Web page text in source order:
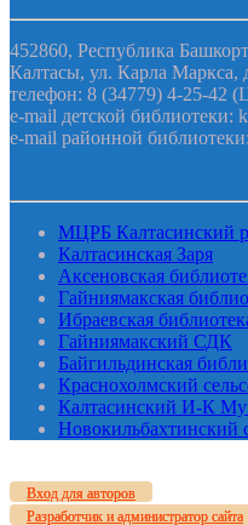
452860, Республика
Калтасы, ул. Карла Маркса,
телефон: 8 (34779) 4-25-42
e-mail детской библиотеки:
e-mail районной
МЦРБ Калтасинский
Калтасинская Заря
Аксеновская
Гайниямакская
Ибраевская
Гайниямакский СДК
Байгильдинская
Краснохолмский
Калтасинский И-К
Новокильбахтинский
Вход для авторов
Разработчик и администратор сайта